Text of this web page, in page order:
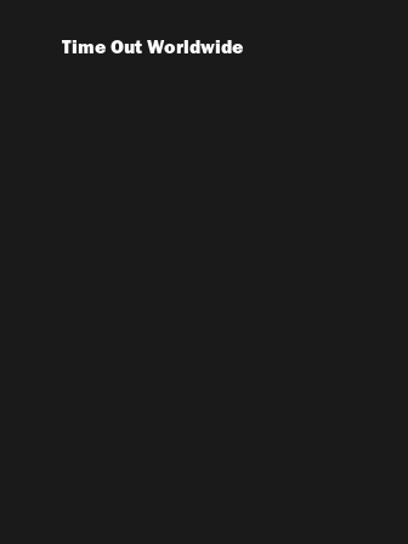
Time Out Worldwide